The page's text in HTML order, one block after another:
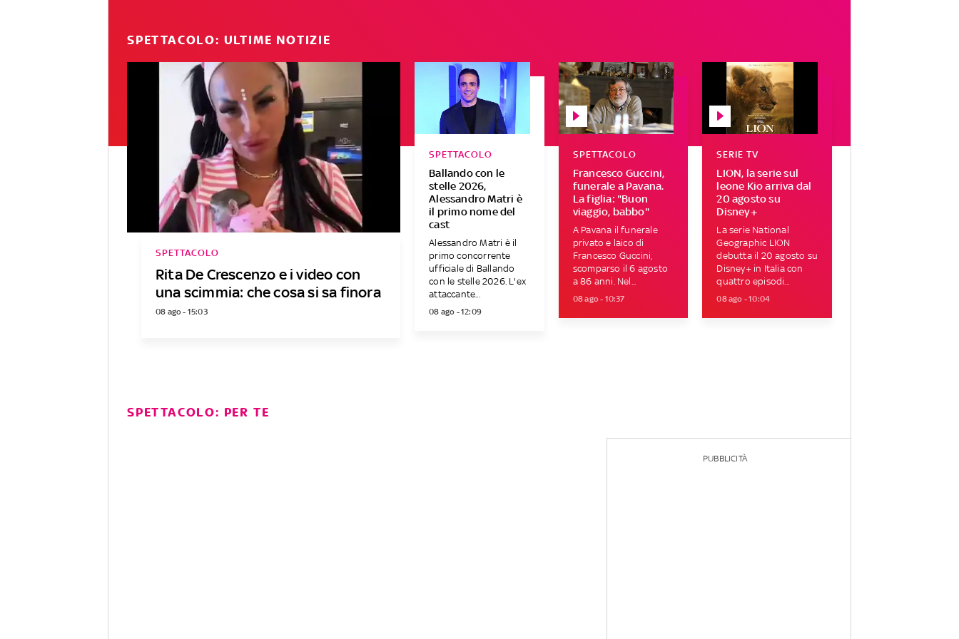
SPETTACOLO: ULTIME NOTIZIE
Rita De Crescenzo e i video con
una scimmia: che cosa si sa finora
SPETTACOLO
08 ago - 15:03
Ballando con le
stelle 2026,
Alessandro Matri è
il primo nome del
cast
SPETTACOLO
Alessandro Matri è il
primo concorrente
ufficiale di Ballando
con le stelle 2026. L'ex
attaccante...
08 ago - 12:09
Francesco Guccini,
funerale a Pavana.
La figlia: "Buon
viaggio, babbo"
SPETTACOLO
A Pavana il funerale
privato e laico di
Francesco Guccini,
scomparso il 6 agosto
a 86 anni. Nel...
08 ago - 10:37
LION, la serie sul
leone Kio arriva dal
20 agosto su
Disney+
SERIE TV
La serie National
Geographic LION
debutta il 20 agosto su
Disney+ in Italia con
quattro episodi...
08 ago - 10:04
SPETTACOLO: PER TE
PUBBLICITÀ